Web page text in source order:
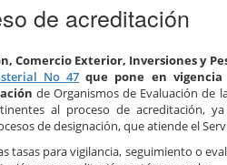
de acreditación
Comercio Exterior, Inversiones y
No 47 que pone en
de Organismos de Evaluación de
al proceso de acreditación,
de designación, que atiende el
tasas para vigilancia, seguimiento o